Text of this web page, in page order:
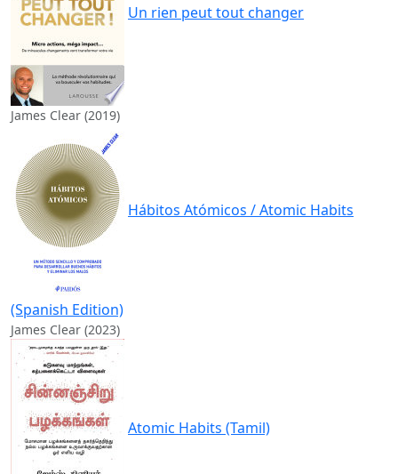
Un rien peut tout changer
James Clear (2019)
Hábitos Atómicos / Atomic Habits
(Spanish Edition)
James Clear (2023)
Atomic Habits (Tamil)